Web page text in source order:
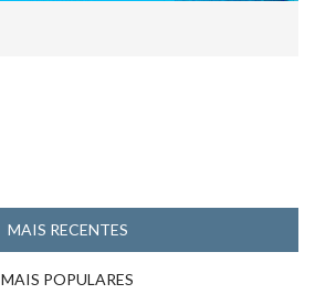
MAIS RECENTES
MAIS POPULARES